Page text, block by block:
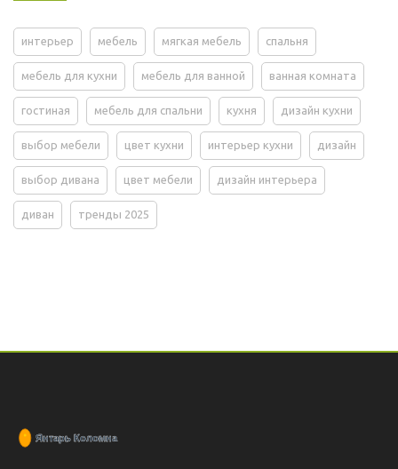
интерьер мебель мягкая мебель спальня
мебель для кухни мебель для ванной ванная комната
гостиная мебель для спальни кухня дизайн кухни
выбор мебели цвет кухни интерьер кухни дизайн
выбор дивана цвет мебели дизайн интерьера
диван тренды 2025